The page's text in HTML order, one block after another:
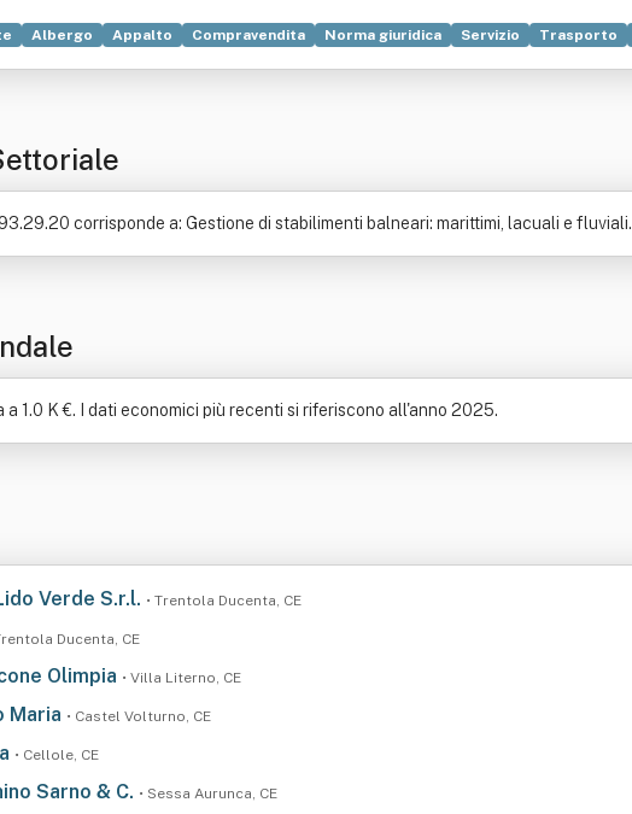
Albergo Appalto Compravendita Norma giuridica Servizio Trasporto
corrisponde a: Gestione di stabilimenti balneari: marittimi, lacuali e fluviali.
a 1.0 K €. I dati economici più recenti si riferiscono all'anno 2025.
Verde S.r.l. • Trentola Ducenta, CE
Ducenta, CE
Olimpia • Villa Literno, CE
Maria • Castel Volturno, CE
• Cellole, CE
Sarno & C. • Sessa Aurunca, CE